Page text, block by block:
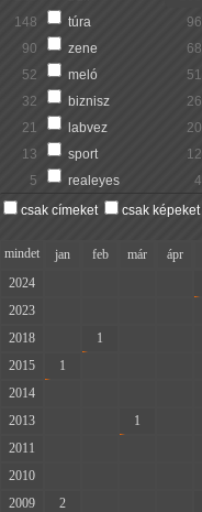
148
túra 96
90
zene 68
52
meló 51
32
biznisz 26
21
labvez 20
13
sport 12
5
realeyes 4
csak címeket
csak képeket
mindet jan feb már ápr
2024
2023
2018
1
2015
1
2014
2013
1
2011
2010
2009
2